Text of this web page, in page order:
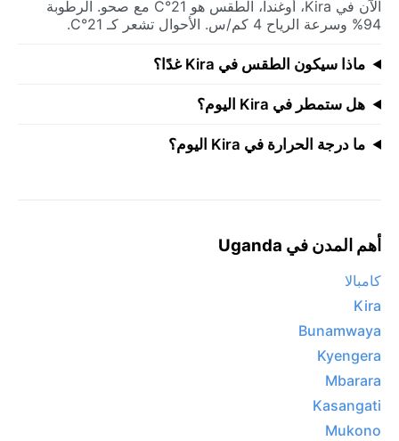
الآن في Kira، أوغندا، الطقس هو 21°C مع صحو. الرطوبة
94% وسرعة الرياح 4 كم/س. الأحوال تشعر كـ 21°C.
ماذا سيكون الطقس في Kira غدًا؟
هل ستمطر في Kira اليوم؟
ما درجة الحرارة في Kira اليوم؟
أهم المدن في Uganda
كامبالا
Kira
Bunamwaya
Kyengera
Mbarara
Kasangati
Mukono